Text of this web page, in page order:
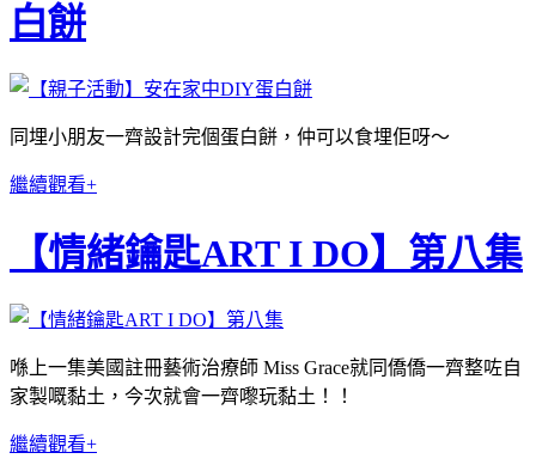
白餅
同埋小朋友一齊設計完個蛋白餅，仲可以食埋佢呀～
繼續觀看+
【情緒鑰匙ART I DO】第八集
喺上一集美國註冊藝術治療師 Miss Grace就同僑僑一齊整咗自
家製嘅黏土，今次就會一齊嚟玩黏土！！
繼續觀看+